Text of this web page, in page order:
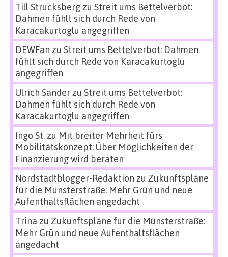
Till Strucksbergzu Streit ums Bettelverbot:
Dahmen fühlt sich durch Rede von
Karacakurtoglu angegriffen
DEWFan zu Streit ums Bettelverbot: Dahmen
fühlt sich durch Rede von Karacakurtoglu
angegriffen
Ulrich Sanderzu Streit ums Bettelverbot:
Dahmen fühlt sich durch Rede von
Karacakurtoglu angegriffen
Ingo St.zu Mit breiter Mehrheit fürs
Mobilitätskonzept: Über Möglichkeiten der
Finanzierung wird beraten
Nordstadtblogger-Redaktion zu Zukunftspläne
für die Münsterstraße: Mehr Grün und neue
Aufenthaltsflächen angedacht
Trina zu Zukunftspläne für die Münsterstraße:
Mehr Grün und neue Aufenthaltsflächen
angedacht